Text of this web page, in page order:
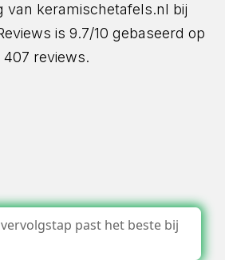
van keramischetafels.nl bij
is 9.7/10 gebaseerd op
407 reviews.
past het beste bij